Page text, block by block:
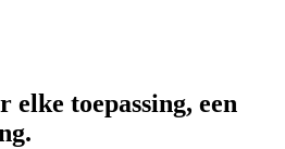
elke toepassing, een